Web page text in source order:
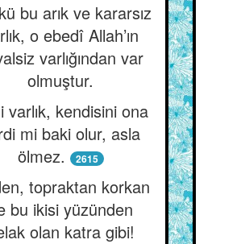
bu arık ve kararsız
o ebedî Allah’ın
varlığından var
olmuştur.
varlık, kendisini ona
mi baki olur, asla
ölmez.
2615
topraktan korkan
bu ikisi yüzünden
olan katra gibi!